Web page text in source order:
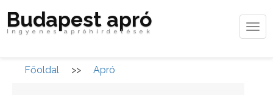
Budapest apró
Ingyenes apróhirdetések
Főoldal >> Apró